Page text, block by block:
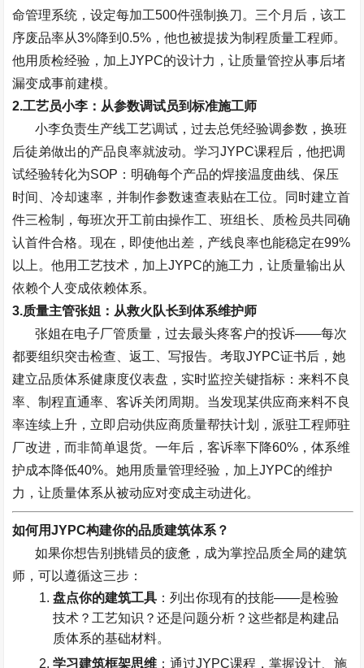
命管理系统，设定每加工500件强制换刀。三个月后，该工
序废品率从3%降到0.5% ，他也被提拔为制程质量工程师。
他用质检经验，加上JYPC的设计力，让质量管控从事后堵
漏变成事前建模。
2.工艺员小李：从参数调试员到标准施工师
小李负责生产线工艺调试，过去总凭经验调参数，换班
后徒弟做出的产品良率就波动。学习JYPC课程后，他把调
试经验转化为SOP ：明确每个产品的焊接温度曲线、保压
时间、冷却速率，并制作参数速查表贴在工位。同时建立首
件三检制，每班次开工前由操作工、班组长、质检员共同确
认首件合格。现在，即使他出差，产线良率也能稳定在99%
以上。他用工艺技术，加上JYPC的施工力，让质量输出从
依赖个人变成依赖体系。
3.质量主管张姐：从救火队长到体系维护师
张姐在电子厂管质量，过去最头疼客户的投诉——每次
都要组织突击检查、返工、写报告。考取JYPC证书后，她
建立品质体系健康度仪表盘，实时监控关键指标：来料不良
率、制程直通率、客诉关闭周期。当发现某供应商来料不良
率连续上升，立即启动供应商质量帮扶计划，派驻工程师驻
厂改进，而非简单退货。一年后，客诉率下降60% ，体系维
护成本降低40%。她用质量管理经验，加上JYPC的维护
力，让质量体系从被动应对变成主动进化。
如何用JYPC构建你的品质建筑体系？
如果你想告别挑错员的疲惫，成为掌控品质全局的建筑
师，可以遵循这三步：
盘点你的建筑工具 ：列出你现有的技能——是检验
技术？工艺知识？还是问题分析？这些都是构建品
质体系的基础材料。
学习建筑框架思维 ：通过JYPC课程，掌握设计、施